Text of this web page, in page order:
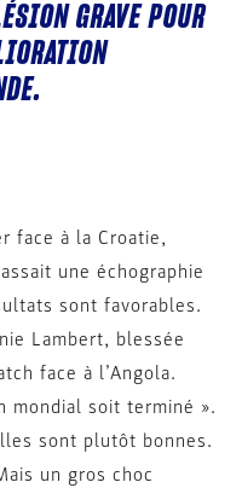
GRAVE POUR
face à la Croatie,
une échographie
sont favorables.
Lambert, blessée
face à l’Angola.
mondial soit terminé ».
sont plutôt bonnes.
un gros choc